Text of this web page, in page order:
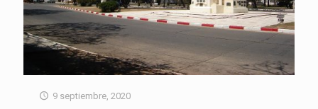
9 septiembre, 2020